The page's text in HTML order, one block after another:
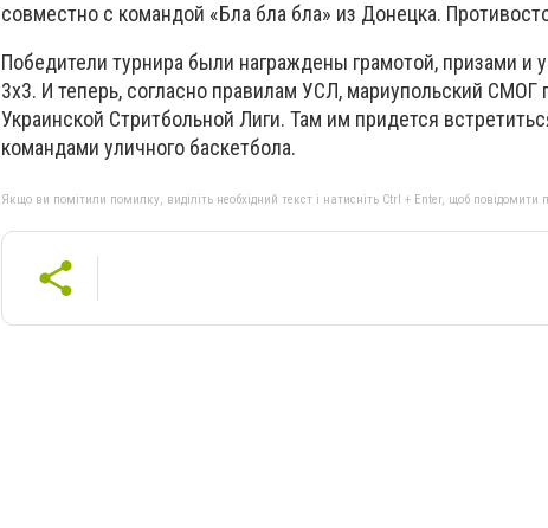
совместно с командой «Бла бла бла» из Донецка.
Победители турнира были награждены грамотой, призами и
3х3. И теперь, согласно правилам УСЛ, мариупольский СМОГ
Украинской Стритбольной Лиги. Там им придется
командами уличного баскетбола.
Якщо ви помітили помилку, виділіть необхідний текст і натисніть Ctrl + Enter, щоб повідомити